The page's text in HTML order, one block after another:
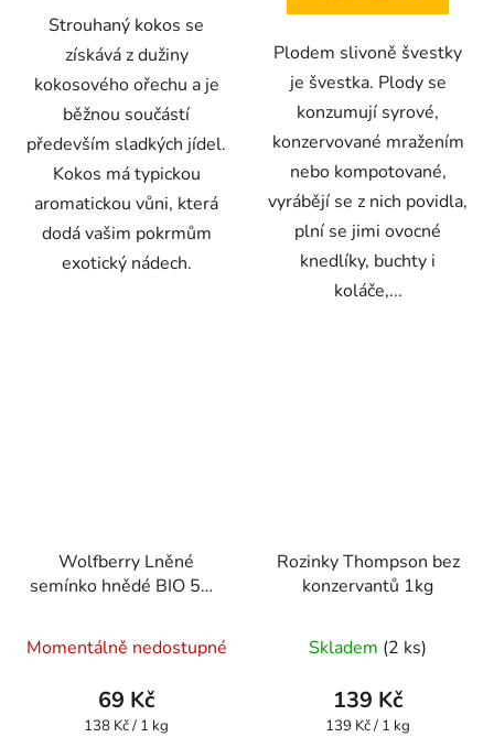
Strouhaný kokos se
získává z dužiny
kokosového ořechu a je
běžnou součástí
především sladkých jídel.
Kokos má typickou
aromatickou vůni, která
dodá vašim pokrmům
exotický nádech.
Plodem slivoně švestky
je švestka. Plody se
konzumují syrové,
konzervované mražením
nebo kompotované,
vyrábějí se z nich povidla,
plní se jimi ovocné
knedlíky, buchty i
koláče,...
Wolfberry Lněné
semínko hnědé BIO 500
Momentálně nedostupné
69 Kč
Měrná
138 Kč / 1 kg
Rozinky Thompson bez
konzervantů 1kg
hodnocení
produktu
je
Skladem (2 ks)
139 Kč
Měrná
139 Kč / 1 kg